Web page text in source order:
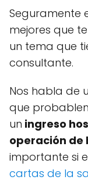
Seguramente
mejores que
un tema que
consultante.
Nos habla de
que
un ingreso
operación de
importante si
cartas de la